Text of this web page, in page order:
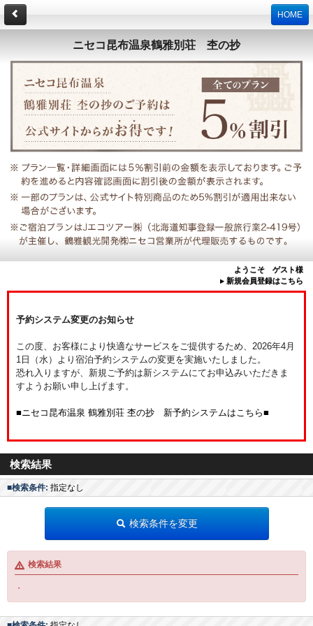
HOME
ニセコ昆布温泉鶴雅別荘 杢の抄
ようこそ ゲスト様
▸ 新規会員登録はこちら
予約システム変更のお知らせ
この度、お客様により快適なサービスをご提供するため、2026年4月
1日（水）より宿泊予約システムの変更を実施いたしました。
恐れ入りますが、新規ご予約は新システムにてお申込みいただきま
すようお願い申し上げます。
■ニセコ昆布温泉 鶴雅別荘 杢の抄 新予約システムはこちら■
検索結果
■検索条件: 指定なし
検索条件を変更
検索結果
・